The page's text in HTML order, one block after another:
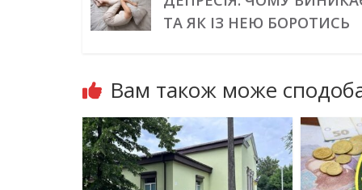
ТА ЯК ІЗ НЕЮ БОРОТИСЬ
Вам також може